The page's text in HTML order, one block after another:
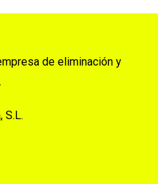
de eliminación y
S.L.